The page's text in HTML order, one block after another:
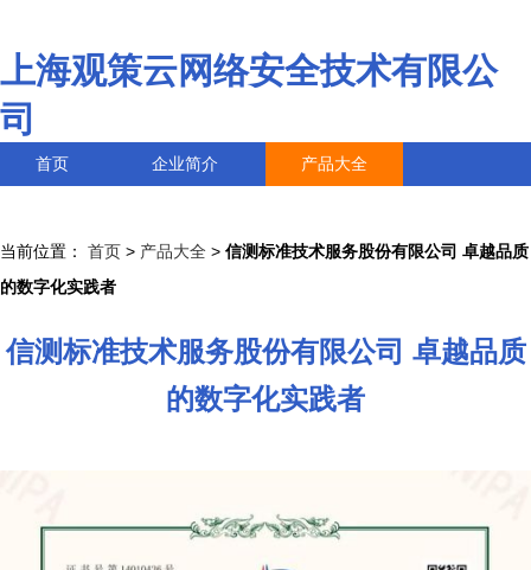
上海观策云网络安全技术有限公
司
首页 企业简介 产品大全
当前位置： 首页 > 产品大全 > 信测标准技术服务股份有限公司 卓越品质
的数字化实践者
信测标准技术服务股份有限公司 卓越品质
的数字化实践者